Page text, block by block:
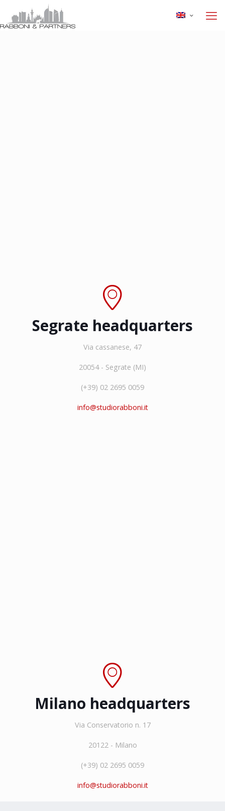
Segrate headquarters
Via cassanese, 47
20054 - Segrate (MI)
(+39) 02 2695 0059
info@studiorabboni.it
Milano headquarters
Via Conservatorio n. 17
20122 - Milano
(+39) 02 2695 0059
info@studiorabboni.it